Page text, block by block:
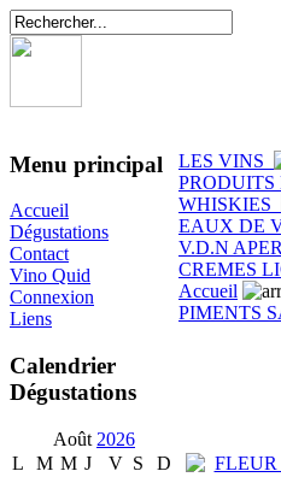
Menu principal
Accueil
Dégustations
Contact
Vino Quid
Connexion
Liens
Calendrier
Dégustations
Août 2026
L
M M J V S
D
LES VINS
PRODUITS
WHISKIES
EAUX DE
V.D.N
CREMES
Accueil
PIMENTS